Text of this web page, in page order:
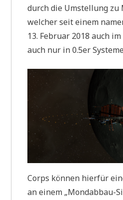
durch die Umstellung zu
welcher seit einem
13. Februar 2018 auch
auch nur in 0.5er
Corps können hierfür
an einem „Mondabbau-